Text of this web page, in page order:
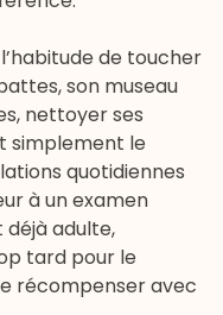
de toucher
son museau
nettoyer ses
simplement le
quotidiennes
à un examen
déjà adulte,
tard pour le
récompenser avec